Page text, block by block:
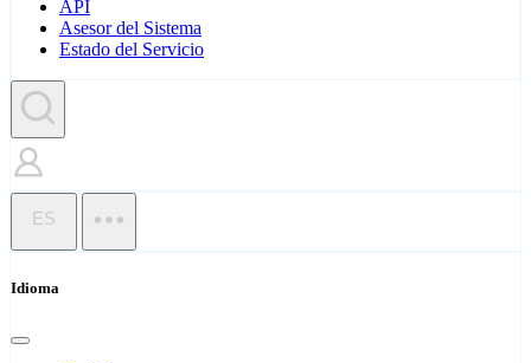
API
Asesor del Sistema
Estado del Servicio
ES
Idioma